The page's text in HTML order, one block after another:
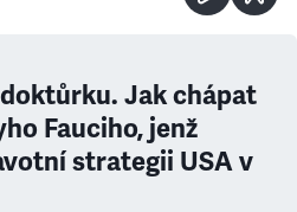
Jak chápat
Fauciho, jenž
strategii USA v